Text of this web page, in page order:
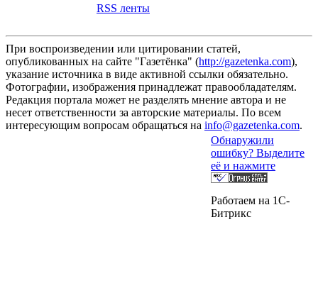
RSS ленты
При воспроизведении или цитировании статей,
опубликованных на сайте "Газетёнка" (http://gazetenka.com),
указание источника в виде активной ссылки обязательно.
Фотографии, изображения принадлежат правообладателям.
Редакция портала может не разделять мнение автора и не
несет ответственности за авторские материалы. По всем
интересующим вопросам обращаться на info@gazetenka.com.
Обнаружили
ошибку? Выделите
её и нажмите
Работаем на 1C-
Битрикс